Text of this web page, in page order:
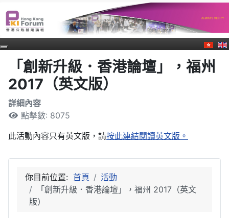
「創新升級．香港論壇」，福州
2017（英文版）
詳細內容
點擊數: 8075
此活動內容只有英文版，請按此連結閱讀英文版。
你目前位置: 首頁
活動
「創新升級．香港論壇」，福州 2017（英文
版）